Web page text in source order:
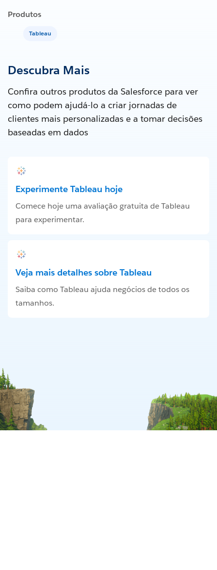
Produtos
Tableau
Descubra Mais
Confira outros produtos da Salesforce para ver
como podem ajudá-lo a criar jornadas de
clientes mais personalizadas e a tomar decisões
baseadas em dados
Experimente Tableau hoje
Comece hoje uma avaliação gratuita de Tableau
para experimentar.
Veja mais detalhes sobre Tableau
Saiba como Tableau ajuda negócios de todos os
tamanhos.